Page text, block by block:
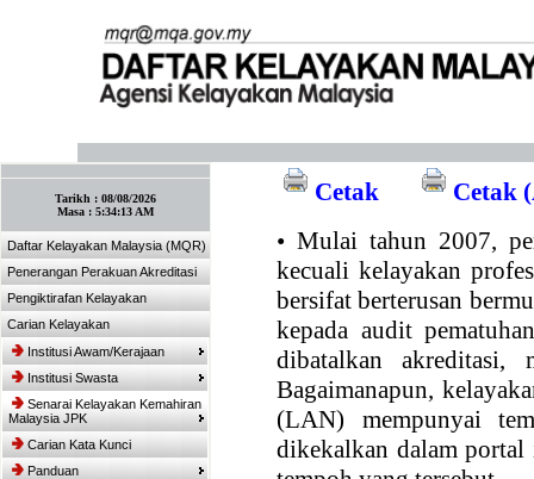
Tarikh : 08/08/2026
Masa : 5:34:13 AM
Daftar Kelayakan Malaysia (MQR)
Penerangan Perakuan Akreditasi
Pengiktirafan Kelayakan
Carian Kelayakan
Institusi Awam/Kerajaan
Institusi Swasta
Senarai Kelayakan Kemahiran
Malaysia JPK
Carian Kata Kunci
Panduan
Cetak
Cetak
• Mulai tahun 2007,
kecuali kelayakan
bersifat berterusan
kepada audit
dibatalkan akreditasi,
Bagaimanapun,
(LAN) mempunyai
dikekalkan dalam portal